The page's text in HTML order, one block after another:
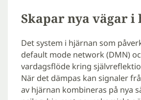
Skapar nya vägar i
Det system i hjärnan som
default mode network (DMN)
vardagsflöde kring
När det dämpas kan signaler
av hjärnan kombineras på nya